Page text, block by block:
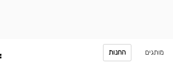
מותגים החנות